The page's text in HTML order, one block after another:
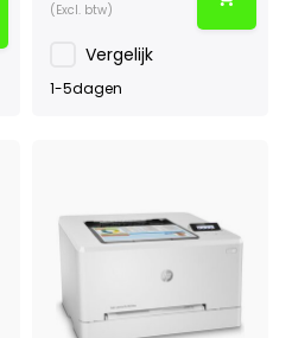
(Excl. btw)
Vergelijk
1-5dagen